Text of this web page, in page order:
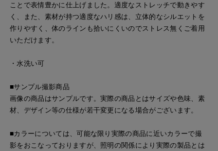
ことで表情豊かに仕上げました。適度なストレッチで動きやす
く、また、素材が持つ適度なハリ感は、立体的なシルエットを
作りやすく、体のラインも拾いにくいのでストレス無くご着用
いただけます。
・水洗い可
■サンプル撮影商品
画像の商品はサンプルです。実際の商品とはサイズや色味、素
材、デザイン等の仕様が若干変更になる場合がございます。
■カラーについては、可能な限り実際の商品に近いカラーで撮
影をおこなっておりますが、照明の関係により実際の製品とは